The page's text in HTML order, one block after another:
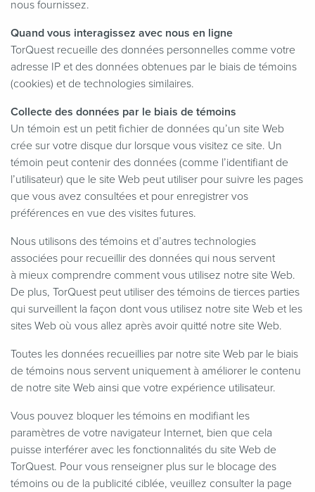
nous fournissez.
Quand vous interagissez avec nous en ligne
TorQuest recueille des données personnelles comme votre
adresse IP et des données obtenues par le biais de témoins
(cookies) et de technologies similaires.
Collecte des données par le biais de témoins
Un témoin est un petit fichier de données qu’un site Web
crée sur votre disque dur lorsque vous visitez ce site. Un
témoin peut contenir des données (comme l’identifiant de
l’utilisateur) que le site Web peut utiliser pour suivre les pages
que vous avez consultées et pour enregistrer vos
préférences en vue des visites futures.
Nous utilisons des témoins et d’autres technologies
associées pour recueillir des données qui nous servent
à mieux comprendre comment vous utilisez notre site Web.
De plus, TorQuest peut utiliser des témoins de tierces parties
qui surveillent la façon dont vous utilisez notre site Web et les
sites Web où vous allez après avoir quitté notre site Web.
Toutes les données recueillies par notre site Web par le biais
de témoins nous servent uniquement à améliorer le contenu
de notre site Web ainsi que votre expérience utilisateur.
Vous pouvez bloquer les témoins en modifiant les
paramètres de votre navigateur Internet, bien que cela
puisse interférer avec les fonctionnalités du site Web de
TorQuest. Pour vous renseigner plus sur le blocage des
témoins ou de la publicité ciblée, veuillez consulter la page